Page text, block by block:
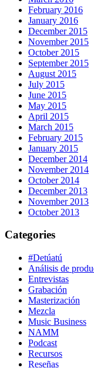
February 2016
January 2016
December 2015
November 2015
October 2015
September 2015
August 2015
July 2015
June 2015
May 2015
April 2015
March 2015
February 2015
January 2015
December 2014
November 2014
October 2014
December 2013
November 2013
October 2013
Categories
#Detúatú
Análisis de
Entrevistas
Grabación
Masterización
Mezcla
Music Business
NAMM
Podcast
Recursos
Reseñas